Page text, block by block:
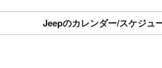
Jeepのカレンダー/スケジュ